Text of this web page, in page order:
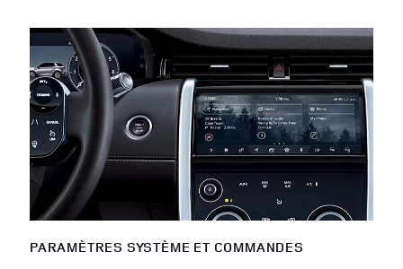
PARAMÈTRES SYSTÈME ET COMMANDES